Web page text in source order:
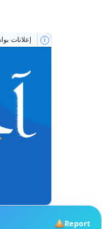
إعلانات i
Report